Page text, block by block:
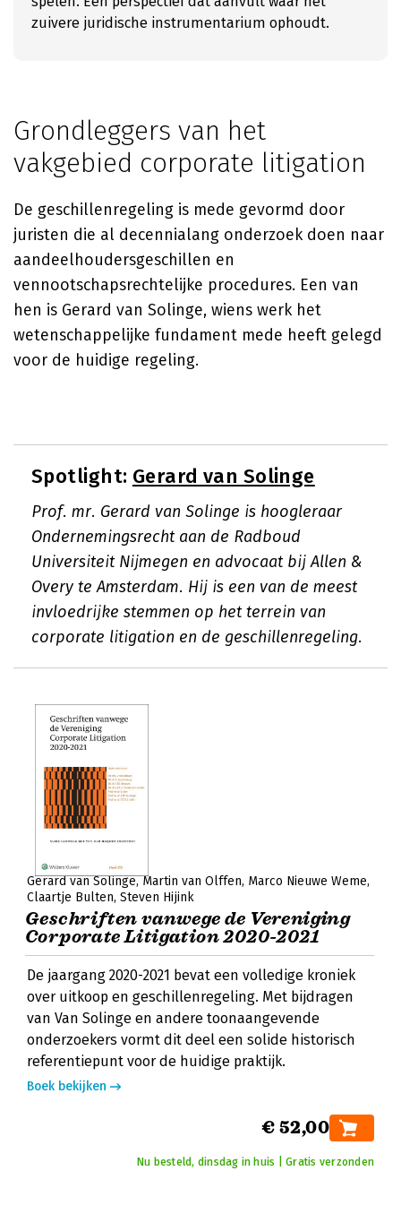
zuivere juridische instrumentarium ophoudt.
Grondleggers van het
vakgebied corporate litigation
De geschillenregeling is mede gevormd door
juristen die al decennialang onderzoek doen naar
aandeelhoudersgeschillen en
vennootschapsrechtelijke procedures. Een van
hen is Gerard van Solinge, wiens werk het
wetenschappelijke fundament mede heeft gelegd
voor de huidige regeling.
Spotlight: Gerard van Solinge
Prof. mr. Gerard van Solinge is hoogleraar
Ondernemingsrecht aan de Radboud
Universiteit Nijmegen en advocaat bij Allen &
Overy te Amsterdam. Hij is een van de meest
invloedrijke stemmen op het terrein van
corporate litigation en de geschillenregeling.
Gerard van Solinge Martin van Olffen Marco Nieuwe Weme
Claartje Bulten Steven Hijink
Geschriften vanwege de Vereniging
Corporate Litigation 2020-2021
De jaargang 2020-2021 bevat een volledige kroniek
over uitkoop en geschillenregeling. Met bijdragen
van Van Solinge en andere toonaangevende
onderzoekers vormt dit deel een solide historisch
referentiepunt voor de huidige praktijk.
Boek bekijken
€ 52,00
Nu besteld, dinsdag in huis | Gratis verzonden